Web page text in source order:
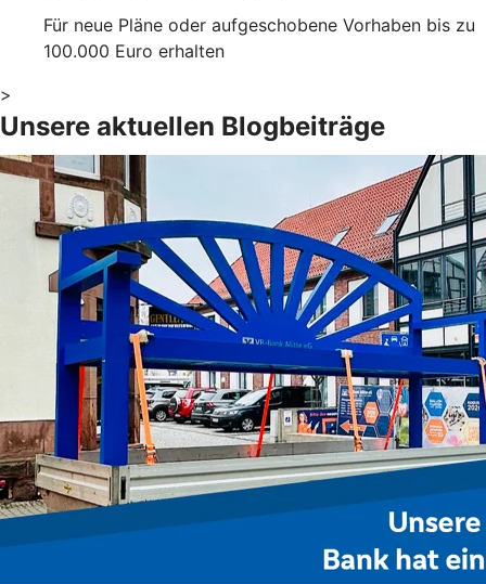
Für neue Pläne oder aufgeschobene Vorhaben bis zu
100.000 Euro erhalten
>
Unsere aktuellen Blogbeiträge